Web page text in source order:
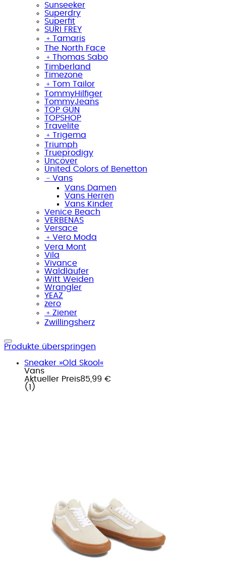
Sunseeker
Superdry
Superfit
SURI FREY
﹢ Tamaris
The North Face
﹢ Thomas Sabo
Timberland
Timezone
﹢ Tom Tailor
TommyHilfiger
TommyJeans
TOP GUN
TOPSHOP
Travelite
﹢ Trigema
Triumph
Trueprodigy
Uncover
United Colors of Benetton
﹣ Vans
Vans Damen
Vans Herren
Vans Kinder
Venice Beach
VERBENAS
Versace
﹢ Vero Moda
Vera Mont
Vila
Vivance
Waldläufer
Witt Weiden
Wrangler
YEAZ
zero
﹢ Ziener
Zwillingsherz
Produkte überspringen
Sneaker »Old Skool«
Vans
Aktueller Preis85,99 €
( 1 )